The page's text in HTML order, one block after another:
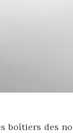
boîtiers des